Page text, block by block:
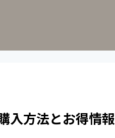
入方法とお得情報